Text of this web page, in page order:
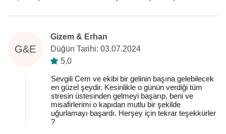
G&E
Gizem & Erhan
Düğün Tarihi: 03.07.2024
5,0
Sevgili Cem ve ekibi bir gelinin başına gelebilecek
en güzel şeydir. Kesinlikle o günün verdiği tüm
stresin üstesinden gelmeyi başarıp, beni ve
misafirlerimi o kapıdan mutlu bir şekilde
uğurlamayı başardı. Herşey için tekrar teşekkürler
?